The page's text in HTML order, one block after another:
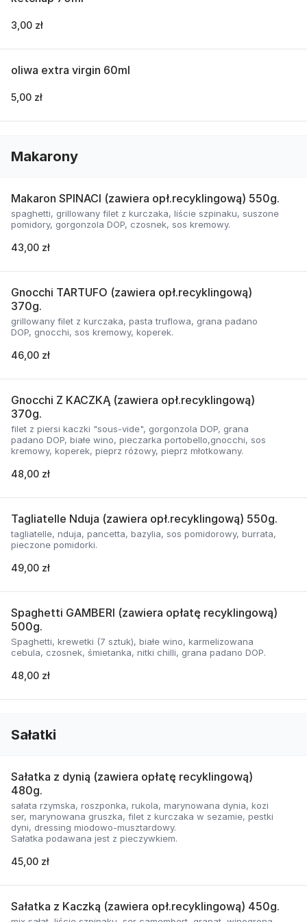
3,00 zł
oliwa extra virgin 60ml
5,00 zł
Makarony
Makaron SPINACI (zawiera opł.recyklingową) 550g.
spaghetti, grillowany filet z kurczaka, liście szpinaku, suszone
pomidory, gorgonzola DOP, czosnek, sos kremowy.
43,00 zł
Gnocchi TARTUFO (zawiera opł.recyklingową)
370g.
grillowany filet z kurczaka, pasta truflowa, grana padano
DOP, gnocchi, sos kremowy, koperek.
46,00 zł
Gnocchi Z KACZKĄ (zawiera opł.recyklingową)
370g.
filet z piersi kaczki "sous-vide", gorgonzola DOP, grana
padano DOP, białe wino, pieczarka portobello,gnocchi, sos
kremowy, koperek, pieprz różowy, pieprz młotkowany.
48,00 zł
Tagliatelle Nduja (zawiera opł.recyklingową) 550g.
tagliatelle, nduja, pancetta, bazylia, sos pomidorowy, burrata,
pieczone pomidorki.
49,00 zł
Spaghetti GAMBERI (zawiera opłatę recyklingową)
500g.
Spaghetti, krewetki (7 sztuk), białe wino, karmelizowana
cebula, czosnek, śmietanka, nitki chilli, grana padano DOP.
48,00 zł
Sałatki
Sałatka z dynią (zawiera opłatę recyklingową)
480g.
sałata rzymska, roszponka, rukola, marynowana dynia, kozi
ser, marynowana gruszka, filet z kurczaka w sezamie, pestki
dyni, dressing miodowo-musztardowy.
Sałatka podawana jest z pieczywkiem.
45,00 zł
Sałatka z Kaczką (zawiera opł.recyklingową) 450g.